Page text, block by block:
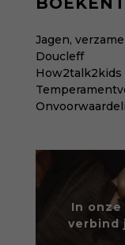
Jagen,
Doucleff
How2talk2kids
In
verbind